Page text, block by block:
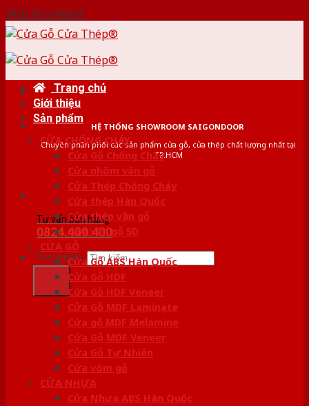
Skip to content
HỆ THỐNG SHOWROOM SAIGONDOOR
Chuyên phân phối các sản phẩm cửa gỗ, cửa thép chất lượng nhất tại
TP.HCM
Tư vấn bán hàng
0824.400.400
Tìm kiếm:
Trang chủ
Giới thiệu
Sản phẩm
CỬA CHỐNG CHÁY
Cửa Gỗ Chống Cháy
Cửa nhôm vân gỗ
Cửa Thép Chống Cháy
Cửa thép Hàn Quốc
Cửa thép vân gỗ
Cửa vân gỗ 5D
CỬA GỖ
Cửa Gỗ ABS Hàn Quốc
Cửa Gỗ HDF
Cửa Gỗ HDF Veneer
Cửa Gỗ MDF Laminate
Cửa gỗ MDF Melamine
Cửa Gỗ MDF Veneer
Cửa Gỗ Tự Nhiên
Cửa vòm gỗ
CỬA NHỰA
Cửa Nhựa ABS Hàn Quốc